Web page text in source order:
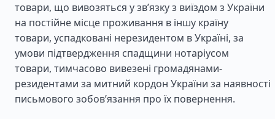
товари, що вивозяться у зв’язку з виїздом з України
на постійне місце проживання в іншу країну
товари, успадковані нерезидентом в Україні, за
умови підтвердження спадщини нотаріусом
товари, тимчасово вивезені громадянами-
резидентами за митний кордон України за наявності
письмового зобов’язання про їх повернення.